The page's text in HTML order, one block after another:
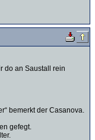
do an Saustall rein
bemerkt der Casanova.
gefegt.